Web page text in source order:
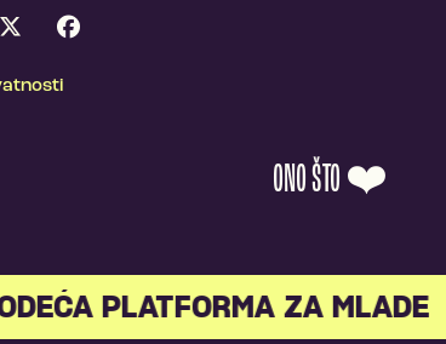
ONO ŠTO ❤️
PLATFORMA ZA MLADE